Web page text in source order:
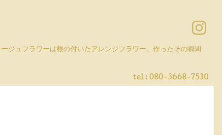
ジュフラワーは根の付いたアレンジフラワー。作ったその瞬間
tel : 080-3668-7530